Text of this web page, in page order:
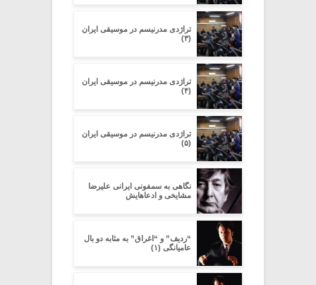
تراژدی مدرنیسم در موسیقی ایران
(۳)
تراژدی مدرنیسم در موسیقی ایران
(۴)
تراژدی مدرنیسم در موسیقی ایران
(۵)
نگاهی به سمفونی ایرانی علیرضا
مشایخی و ادعاهایش
“ردیف” و “اغراق” به مثابه دو بال
عامیانگی (۱)